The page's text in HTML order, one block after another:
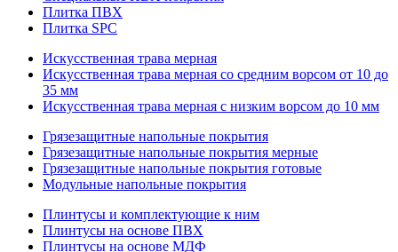
Плитка ПВХ
Плитка SPC
Искуccтвенная трава мерная
Искусственная трава мерная со средним ворсом от 10 до
35 мм
Искусственная трава мерная с низким ворсом до 10 мм
Грязезащитные напольные покрытия
Грязезащитные напольные покрытия мерные
Грязезащитные напольные покрытия готовые
Модульные напольные покрытия
Плинтусы и комплектующие к ним
Плинтусы на основе ПВХ
Плинтусы на основе МДФ